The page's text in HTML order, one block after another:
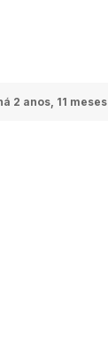
2 anos, 11 meses